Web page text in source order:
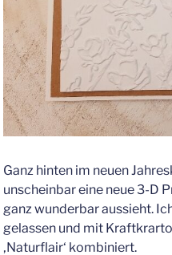
Ganz hinten im neuen
unscheinbar eine neue 3-D
ganz wunderbar aussieht.
gelassen und mit
‚Naturflair‘ kombiniert.